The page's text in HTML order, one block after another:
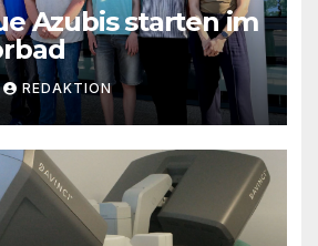
Azubis starten im
REDAKTION